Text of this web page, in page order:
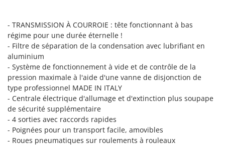
T
Taille-haies
Taille-haies à bras pour tracteur
Tarières
Tondeuses à Gazon
Tondeuses autoportées
Tondeuses débroussailleuses thermiques
Trancheuses
Trancheuses de sol
Keter
KitchenAid
Komo
L
Laica
Lampacrescia - MGM
Landxcape
LAR Casalinghi
Lavor
- TRANSMISSION À COURROIE : tête fonctionnant à bas
régime pour une durée éternelle !
- Filtre de séparation de la condensation avec lubrifiant en
aluminium
- Système de fonctionnement à vide et de contrôle de la
pression maximale à l'aide d'une vanne de disjonction de
type professionnel MADE IN ITALY
- Centrale électrique d'allumage et d'extinction plus soupape
de sécurité supplémentaire
- 4 sorties avec raccords rapides
- Poignées pour un transport facile, amovibles
- Roues pneumatiques sur roulements à rouleaux